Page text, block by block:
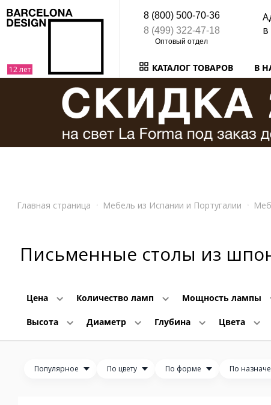
8 (800) 500-70-36
8 (499) 322-47-18
КАТАЛОГ ТОВАРОВ В
Главная страница Мебель из Испании и Португалии
Письменные столы из
Цена Количество ламп Мощность лампы
Высота Диаметр Глубина Цвета
Популярное По цвету По форме По